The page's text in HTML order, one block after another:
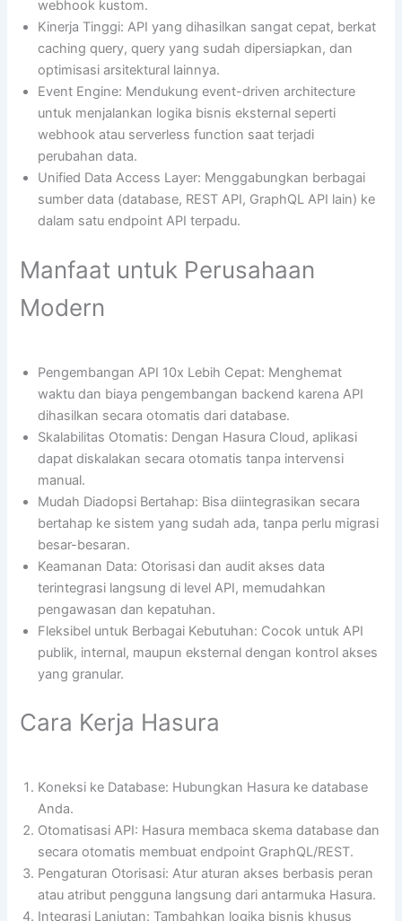
webhook kustom.
Kinerja Tinggi: API yang dihasilkan sangat cepat, berkat
caching query, query yang sudah dipersiapkan, dan
optimisasi arsitektural lainnya.
Event Engine: Mendukung event-driven architecture
untuk menjalankan logika bisnis eksternal seperti
webhook atau serverless function saat terjadi
perubahan data.
Unified Data Access Layer: Menggabungkan berbagai
sumber data (database, REST API, GraphQL API lain) ke
dalam satu endpoint API terpadu.
Manfaat untuk Perusahaan
Modern
Pengembangan API 10x Lebih Cepat: Menghemat
waktu dan biaya pengembangan backend karena API
dihasilkan secara otomatis dari database.
Skalabilitas Otomatis: Dengan Hasura Cloud, aplikasi
dapat diskalakan secara otomatis tanpa intervensi
manual.
Mudah Diadopsi Bertahap: Bisa diintegrasikan secara
bertahap ke sistem yang sudah ada, tanpa perlu migrasi
besar-besaran.
Keamanan Data: Otorisasi dan audit akses data
terintegrasi langsung di level API, memudahkan
pengawasan dan kepatuhan.
Fleksibel untuk Berbagai Kebutuhan: Cocok untuk API
publik, internal, maupun eksternal dengan kontrol akses
yang granular.
Cara Kerja Hasura
Koneksi ke Database: Hubungkan Hasura ke database
Anda.
Otomatisasi API: Hasura membaca skema database dan
secara otomatis membuat endpoint GraphQL/REST.
Pengaturan Otorisasi: Atur aturan akses berbasis peran
atau atribut pengguna langsung dari antarmuka Hasura.
Integrasi Lanjutan: Tambahkan logika bisnis khusus